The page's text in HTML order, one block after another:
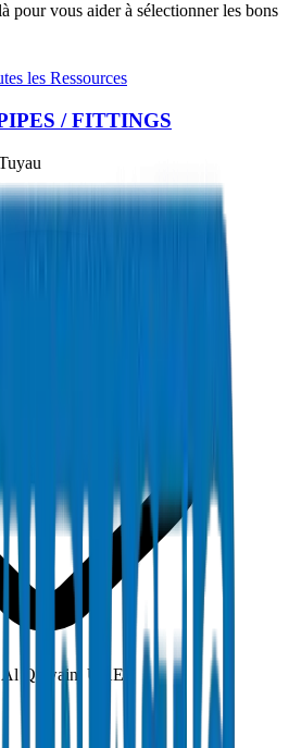
pour vous aider à sélectionner les bons
les Ressources
/ FITTINGS
Al Quwain, UAE